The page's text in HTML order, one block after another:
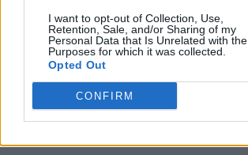
I want to opt-out of Collection, Use,
Retention, Sale, and/or Sharing of my
Personal Data that Is Unrelated with the
Purposes for which it was collected.
Opted Out
CONFIRM
ad
- Advertisment -